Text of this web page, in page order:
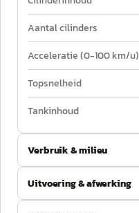
Aantal cilinders
Acceleratie (0-100 km/u)
Topsnelheid
Tankinhoud
Verbruik & milieu
Uitvoering & afwerking